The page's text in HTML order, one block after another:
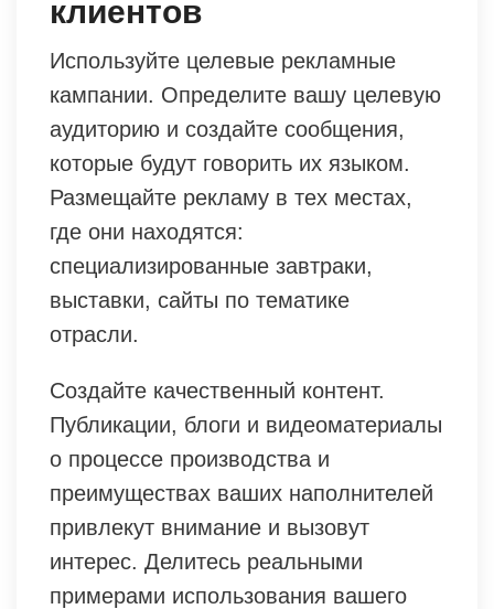
клиентов
Используйте целевые рекламные
кампании. Определите вашу целевую
аудиторию и создайте сообщения,
которые будут говорить их языком.
Размещайте рекламу в тех местах,
где они находятся:
специализированные завтраки,
выставки, сайты по тематике
отрасли.
Создайте качественный контент.
Публикации, блоги и видеоматериалы
о процессе производства и
преимуществах ваших наполнителей
привлекут внимание и вызовут
интерес. Делитесь реальными
примерами использования вашего